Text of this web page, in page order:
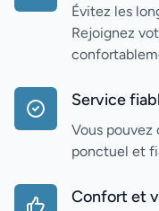
Évitez les
Rejoignez
Service
Vous pouvez
ponctuel et
Confort et